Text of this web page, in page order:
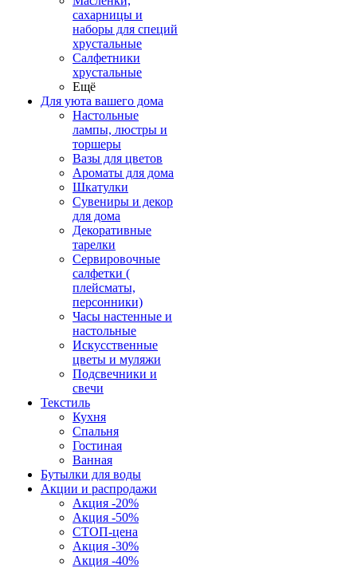
сахарницы и
наборы для специй
хрустальные
Салфетники
хрустальные
Ещё
Для уюта вашего дома
Настольные
лампы, люстры и
торшеры
Вазы для цветов
Ароматы для дома
Шкатулки
Сувениры и декор
для дома
Декоративные
тарелки
Сервировочные
салфетки (
плейсматы,
персонники)
Часы настенные и
настольные
Искусственные
цветы и муляжи
Подсвечники и
свечи
Текстиль
Кухня
Спальня
Гостиная
Ванная
Бутылки для воды
Акции и распродажи
Акция -20%
Акция -50%
СТОП-цена
Акция -30%
Акция -40%